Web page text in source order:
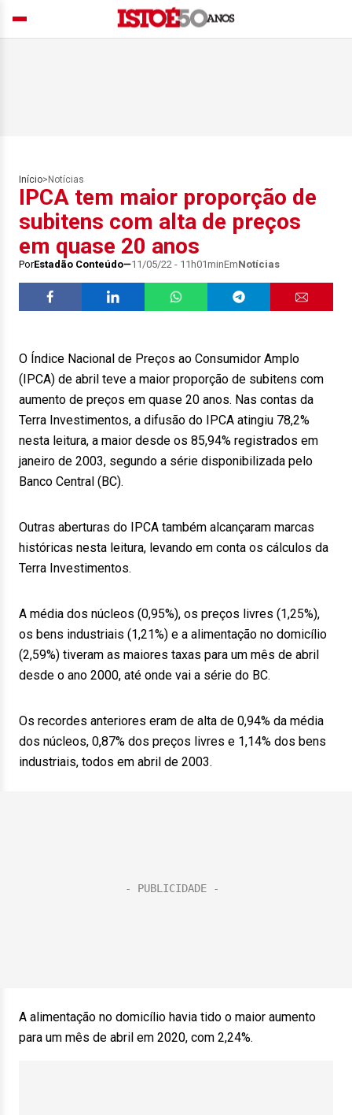
Início> Notícias
IPCA tem maior proporção de
subitens com alta de preços
em quase 20 anos
PorEstadão Conteúdo 11/05/22 - 11h01minEmNotícias
O Índice Nacional de Preços ao Consumidor Amplo
(IPCA) de abril teve a maior proporção de subitens com
aumento de preços em quase 20 anos. Nas contas da
Terra Investimentos, a difusão do IPCA atingiu 78,2%
nesta leitura, a maior desde os 85,94% registrados em
janeiro de 2003, segundo a série disponibilizada pelo
Banco Central (BC).
Outras aberturas do IPCA também alcançaram marcas
históricas nesta leitura, levando em conta os cálculos da
Terra Investimentos.
A média dos núcleos (0,95%), os preços livres (1,25%),
os bens industriais (1,21%) e a alimentação no domicílio
(2,59%) tiveram as maiores taxas para um mês de abril
desde o ano 2000, até onde vai a série do BC.
Os recordes anteriores eram de alta de 0,94% da média
dos núcleos, 0,87% dos preços livres e 1,14% dos bens
industriais, todos em abril de 2003.
A alimentação no domicílio havia tido o maior aumento
para um mês de abril em 2020, com 2,24%.